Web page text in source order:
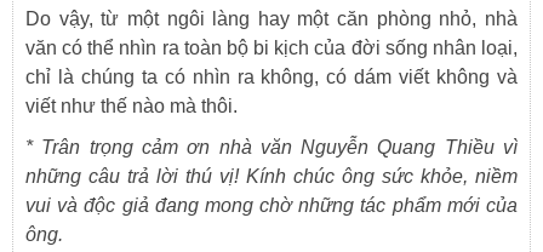
Do vậy, từ một ngôi làng hay một căn phòng nhỏ, nhà
văn có thể nhìn ra toàn bộ bi kịch của đời sống nhân loại,
chỉ là chúng ta có nhìn ra không, có dám viết không và
viết như thế nào mà thôi.
* Trân trọng cảm ơn nhà văn Nguyễn Quang Thiều vì
những câu trả lời thú vị! Kính chúc ông sức khỏe, niềm
vui và độc giả đang mong chờ những tác phẩm mới của
ông.